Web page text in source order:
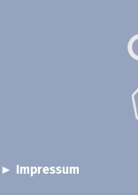
► Impressum